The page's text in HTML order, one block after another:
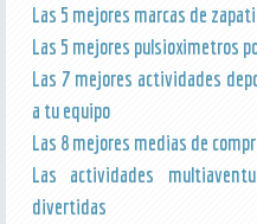
Las 5 mejores marcas de
Las 5 mejores pulsioximetros
Las 7 mejores actividades
a tu equipo
Las 8 mejores medias de
Las actividades
divertidas